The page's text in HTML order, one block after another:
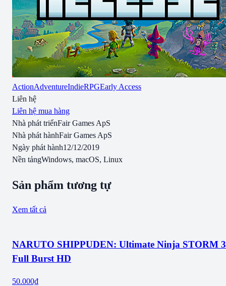
ActionAdventureIndieRPGEarly Access
Liên hệ
Liên hệ mua hàng
Nhà phát triểnFair Games ApS
Nhà phát hànhFair Games ApS
Ngày phát hành12/12/2019
Nền tảngWindows, macOS, Linux
Sản phẩm tương tự
Xem tất cả
NARUTO SHIPPUDEN: Ultimate Ninja STORM 3
Full Burst HD
50.000₫